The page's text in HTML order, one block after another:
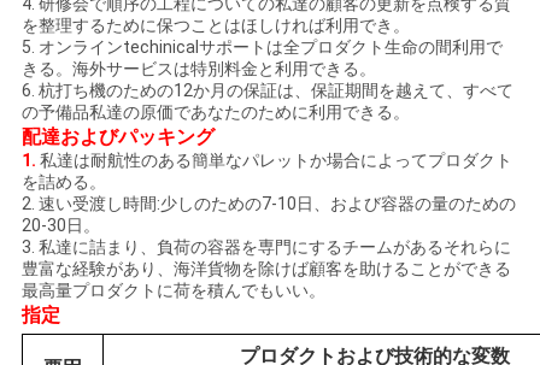
ー
規
約
4. 研修会で順序の工程についての私達の顧客の更新を点検する質
を整理するために保つことはほしければ利用でき。
5. オンラインtechinicalサポートは全プロダクト生命の間利用で
きる。海外サービスは特別料金と利用できる。
6. 杭打ち機のための12か月の保証は、保証期間を越えて、すべて
の予備品私達の原価であなたのために利用できる。
配達およびパッキング
1. 私達は耐航性のある簡単なパレットか場合によってプロダクト
を詰める。
2. 速い受渡し時間:少しのための7-10日、および容器の量のための
20-30日。
3. 私達に詰まり、負荷の容器を専門にするチームがあるそれらに
豊富な経験があり、海洋貨物を除けば顧客を助けることができる
最高量プロダクトに荷を積んでもいい。
指定
プロダクトおよび技術的な変数